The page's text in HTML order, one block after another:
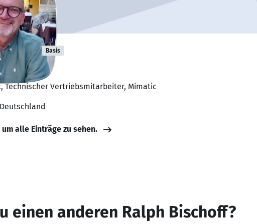
Basis
munter. 🥦
Technischer Vertriebsmitarbeiter, Mimatic
um alle Einträge zu sehen.
einen anderen Ralph Bischoff?